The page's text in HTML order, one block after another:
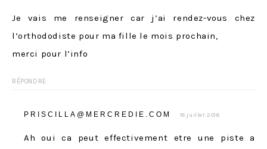
Je vais me renseigner car j’ai rendez-vous chez
l’orthododiste pour ma fille le mois prochain,
merci pour l’info
RÉPONDRE
PRISCILLA@MERCREDIE.COM 18 juillet 2016
Ah oui ca peut effectivement etre une piste a